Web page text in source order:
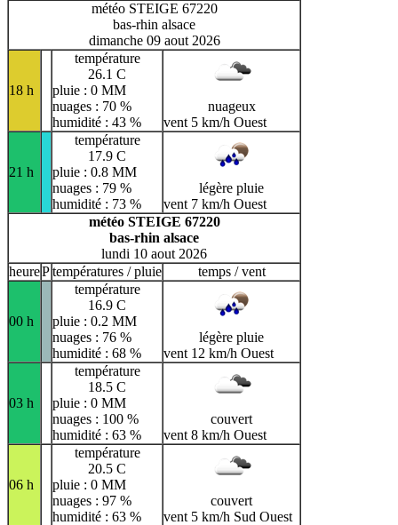
météo STEIGE 67220
bas-rhin alsace
dimanche 09 aout 2026
18 h
température
26.1 C
pluie : 0 MM
nuages : 70 %
humidité : 43 %
nuageux
vent 5 km/h Ouest
21 h
température
17.9 C
pluie : 0.8 MM
nuages : 79 %
humidité : 73 %
légère pluie
vent 7 km/h Ouest
météo STEIGE 67220
bas-rhin alsace
lundi 10 aout 2026
heurePtempératures / pluie temps / vent
00 h
température
16.9 C
pluie : 0.2 MM
nuages : 76 %
humidité : 68 %
légère pluie
vent 12 km/h Ouest
03 h
température
18.5 C
pluie : 0 MM
nuages : 100 %
humidité : 63 %
couvert
vent 8 km/h Ouest
06 h
température
20.5 C
pluie : 0 MM
nuages : 97 %
humidité : 63 %
couvert
vent 5 km/h Sud Ouest